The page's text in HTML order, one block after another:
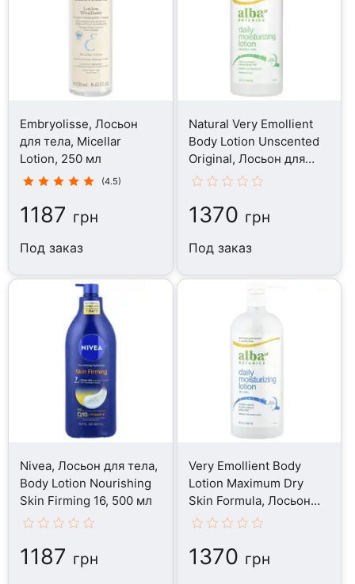
Embryolisse, Лосьон
для тела, Micellar
Lotion, 250 мл
(4.5)
1187 грн
Под заказ
Natural Very Emollient
Body Lotion Unscented
Original, Лосьон для
тела, 907 г
1370 грн
Под заказ
Nivea, Лосьон для тела,
Body Lotion Nourishing
Skin Firming 16, 500 мл
1187 грн
Very Emollient Body
Lotion Maximum Dry
Skin Formula, Лосьон
для тела, 907 г
1370 грн